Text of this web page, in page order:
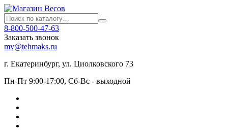
8-800-500-47-63
Заказать звонок
mv@tehmaks.ru
г. Екатеринбург, ул. Циолковского 73
Пн-Пт 9:00-17:00, Сб-Вс - выходной